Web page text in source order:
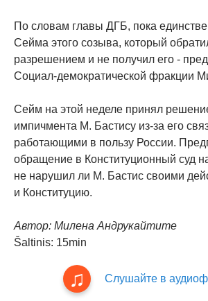
По словам главы ДГБ, пока
Сейма этого созыва, который
разрешением и не получил его -
Социал-демократической фракции
Сейм на этой неделе принял
импичмента М. Бастису из-за его
работающими в пользу России.
обращение в Конституционный суд
не нарушил ли М. Бастис своими
и Конституцию.
Автор: Милена Андрукайтите
Šaltinis: 15min
Слушайте в